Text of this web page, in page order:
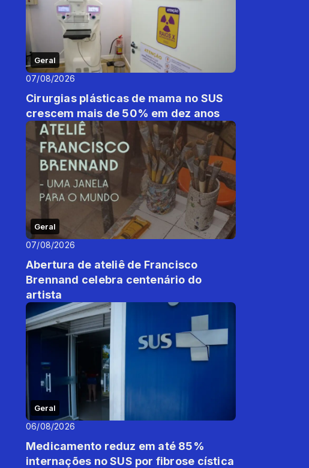
Geral
07/08/2026
Cirurgias plásticas de mama no SUS
crescem mais de 50% em dez anos
Geral
07/08/2026
Abertura de ateliê de Francisco
Brennand celebra centenário do
artista
Geral
06/08/2026
Medicamento reduz em até 85%
internações no SUS por fibrose cística